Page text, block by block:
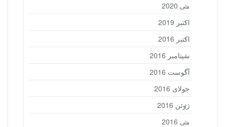
می 2020
اکتبر 2019
اکتبر 2016
سپتامبر 2016
آگوست 2016
جولای 2016
ژوئن 2016
می 2016